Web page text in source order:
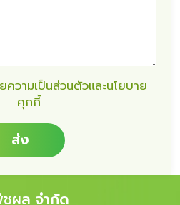
ความเป็นส่วนตัวและนโยบาย
คุกกี้
ส่ง
ผล จำกัด